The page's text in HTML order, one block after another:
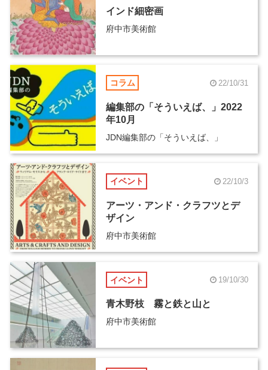
インド細密画
府中市美術館
コラム 22/10/31
編集部の「そういえば、」2022
年10月
JDN編集部の「そういえば、」
イベント 22/10/3
アーツ・アンド・クラフツとデ
ザイン
府中市美術館
イベント 19/10/30
青木野枝 霧と鉄と山と
府中市美術館